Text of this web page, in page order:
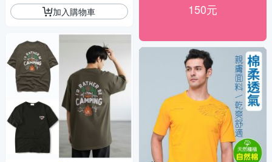
加入購物車 150元